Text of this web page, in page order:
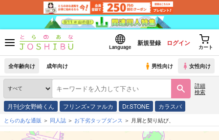
Language
新規登録 ログイン
カート
全年齢向け 成年向け 男性向け 女性向け
詳細
検索
月刊少女野崎くん フリンズ×ファルカ Dr.STONE カラスバ
とらのあな通販 同人誌 お下劣タップダンス 月屑と契り結び、